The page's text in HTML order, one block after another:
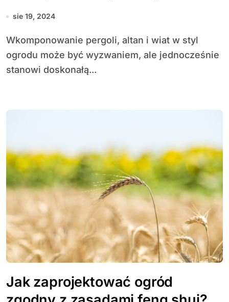
ogrodu?
sie 19, 2024
Wkomponowanie pergoli, altan i wiat w styl
ogrodu może być wyzwaniem, ale jednocześnie
stanowi doskonałą...
Jak zaprojektować ogród